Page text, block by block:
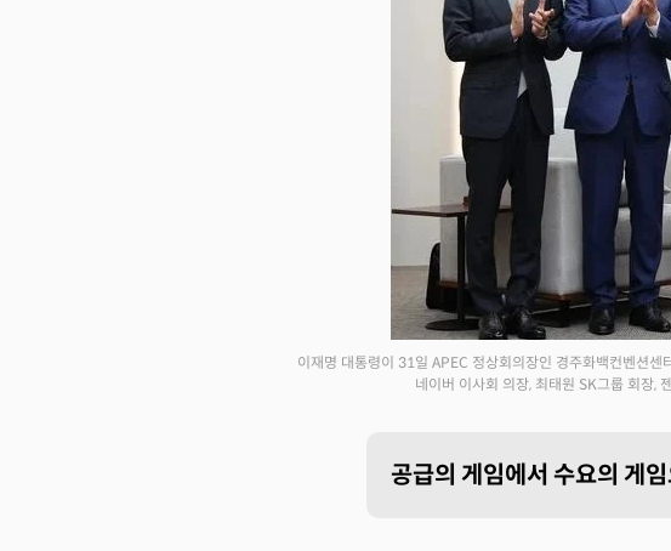
이재명 대통령이 31일 APEC 정상회의장인 경주화백컨벤션
네이버 이사회 의장, 최태원 SK그룹 회장,
공급의 게임에서 수요의 게